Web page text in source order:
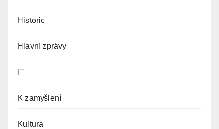
Historie
Hlavní zprávy
IT
K zamyšlení
Kultura